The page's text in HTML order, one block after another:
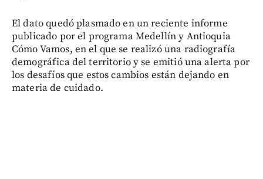
El dato quedó plasmado en un reciente informe
publicado por el programa Medellín y Antioquia
Cómo Vamos, en el que se realizó una radiografía
demográfica del territorio y se emitió una alerta por
los desafíos que estos cambios están dejando en
materia de cuidado.